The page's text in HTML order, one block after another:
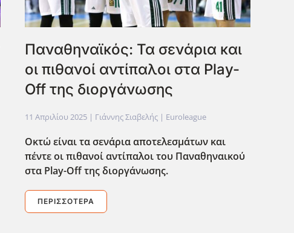
Παναθηναϊκός: Τα σενάρια και
οι πιθανοί αντίπαλοι στα Play-
Off της διοργάνωσης
11 Απριλίου 2025| Γιάννης Σιαβελής | Euroleague
Οκτώ είναι τα σενάρια αποτελεσμάτων και
πέντε οι πιθανοί αντίπαλοι του Παναθηναικού
στα Play-Off της διοργάνωσης.
ΠΕΡΙΣΣΌΤΕΡΑ